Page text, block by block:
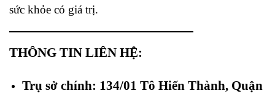
sức khỏe có giá trị.
THÔNG TIN LIÊN HỆ:
Trụ sở chính: 134/01 Tô Hiến Thành, Quận